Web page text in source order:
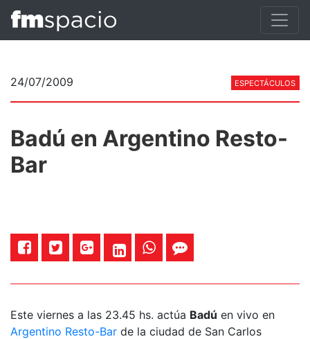
24/07/2009 ESPECTÁCULOS
Badú en Argentino Resto-
Bar
Este viernes a las 23.45 hs. actúa Badú en vivo en
Argentino Resto-Bar de la ciudad de San Carlos